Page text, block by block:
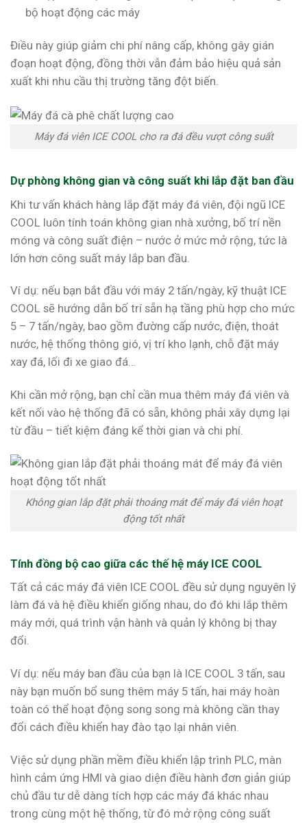
bộ hoạt động các máy
Điều này giúp giảm chi phí nâng cấp, không gây gián
đoạn hoạt động, đồng thời vẫn đảm bảo hiệu quả sản
xuất khi nhu cầu thị trường tăng đột biến.
Máy đá viên ICE COOL cho ra đá đều vượt công suất
Dự phòng không gian và công suất khi lắp đặt ban đầu
Khi tư vấn khách hàng lắp đặt máy đá viên, đội ngũ ICE
COOL luôn tính toán không gian nhà xưởng, bố trí nền
móng và công suất điện – nước ở mức mở rộng, tức là
lớn hơn công suất máy lắp ban đầu.
Ví dụ: nếu bạn bắt đầu với máy 2 tấn/ngày, kỹ thuật ICE
COOL sẽ hướng dẫn bố trí sẵn hạ tầng phù hợp cho mức
5 – 7 tấn/ngày, bao gồm đường cấp nước, điện, thoát
nước, hệ thống thông gió, vị trí kho lạnh, chỗ đặt máy
xay đá, lối đi xe giao đá…
Khi cần mở rộng, bạn chỉ cần mua thêm máy đá viên và
kết nối vào hệ thống đã có sẵn, không phải xây dựng lại
từ đầu – tiết kiệm đáng kể thời gian và chi phí.
Không gian lắp đặt phải thoáng mát để máy đá viên hoạt
động tốt nhất
Tính đồng bộ cao giữa các thế hệ máy ICE COOL
Tất cả các máy đá viên ICE COOL đều sử dụng nguyên lý
làm đá và hệ điều khiển giống nhau, do đó khi lắp thêm
máy mới, quá trình vận hành và quản lý không bị thay
đổi.
Ví dụ: nếu máy ban đầu của bạn là ICE COOL 3 tấn, sau
này bạn muốn bổ sung thêm máy 5 tấn, hai máy hoàn
toàn có thể hoạt động song song mà không cần thay
đổi cách điều khiển hay đào tạo lại nhân viên.
Việc sử dụng phần mềm điều khiển lập trình PLC, màn
hình cảm ứng HMI và giao diện điều hành đơn giản giúp
chủ đầu tư dễ dàng tích hợp các máy đá khác nhau
trong cùng một hệ thống, từ đó mở rộng công suất